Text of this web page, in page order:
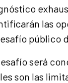
las
público
será
son las